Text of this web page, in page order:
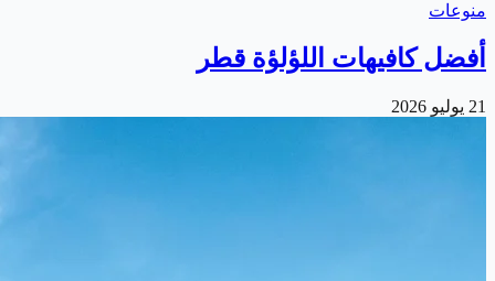
منوعات
أفضل كافيهات اللؤلؤة قطر
21 يوليو 2026